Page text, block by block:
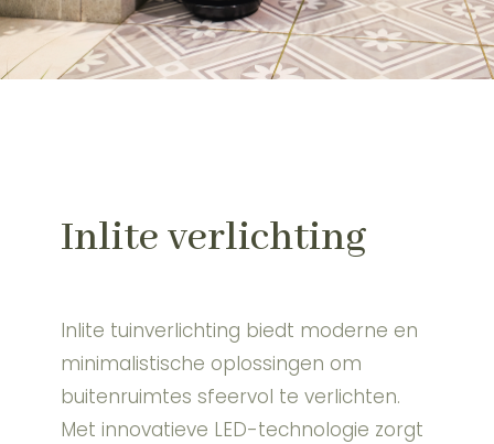
Inlite verlichting
Inlite tuinverlichting biedt moderne en
minimalistische oplossingen om
buitenruimtes sfeervol te verlichten.
Met innovatieve LED-technologie zorgt